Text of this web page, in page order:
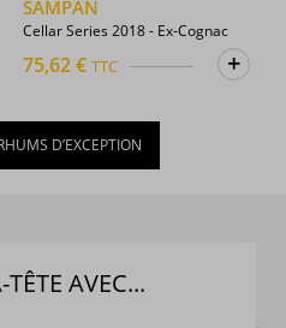
+
SAMPAN
Cellar Series 2018 - Ex-Cognac
75,62 € TTC
D’EXCEPTION
TÊTE AVEC...